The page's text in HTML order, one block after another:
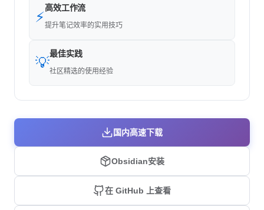
⚡
高效工作流
提升笔记效率的实用技巧
💡
最佳实践
社区精选的使用经验
国内高速下载
Obsidian安装
在 GitHub 上查看